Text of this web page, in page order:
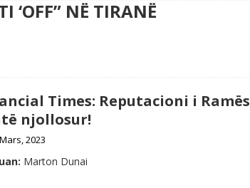
‘OFF” NË TIRANË
Times: Reputacioni i Ramës
njollosur!
2023
Marton Dunai